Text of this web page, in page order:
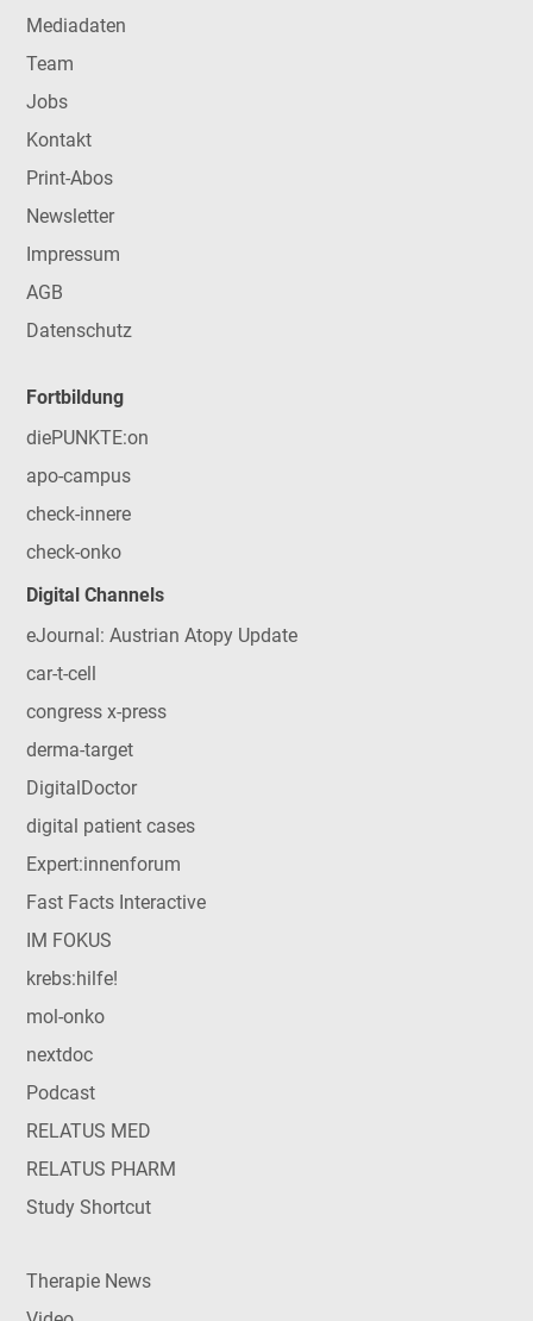
Mediadaten
Team
Jobs
Kontakt
Print-Abos
Newsletter
Impressum
AGB
Datenschutz
Fortbildung
diePUNKTE:on
apo-campus
check-innere
check-onko
Digital Channels
eJournal: Austrian Atopy Update
car-t-cell
congress x-press
derma-target
DigitalDoctor
digital patient cases
Expert:innenforum
Fast Facts Interactive
IM FOKUS
krebs:hilfe!
mol-onko
nextdoc
Podcast
RELATUS MED
RELATUS PHARM
Study Shortcut
Therapie News